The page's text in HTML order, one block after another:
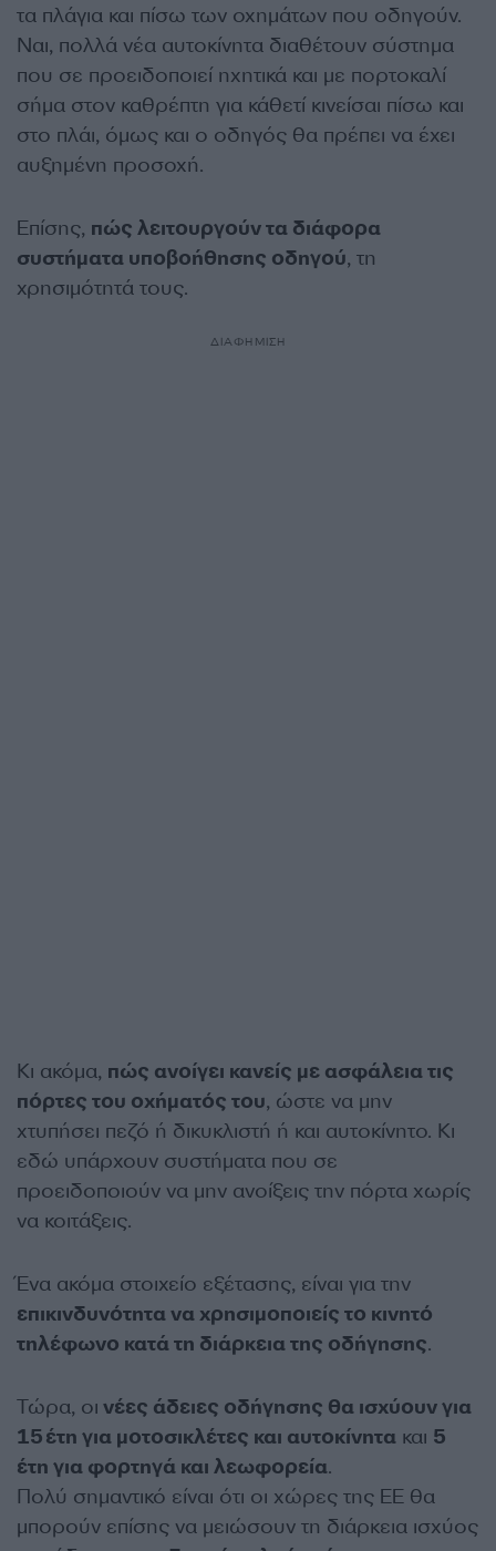
τα πλάγια και πίσω των οχημάτων που οδηγούν.
Ναι, πολλά νέα αυτοκίνητα διαθέτουν σύστημα
που σε προειδοποιεί ηχητικά και με πορτοκαλί
σήμα στον καθρέπτη για κάθετί κινείσαι πίσω και
στο πλάι, όμως και ο οδηγός θα πρέπει να έχει
αυξημένη προσοχή.
Επίσης, πώς λειτουργούν τα διάφορα
συστήματα υποβοήθησης οδηγού, τη
χρησιμότητά τους.
ΔΙΑΦΗΜΙΣΗ
Κι ακόμα, πώς ανοίγει κανείς με ασφάλεια τις
πόρτες του οχήματός του, ώστε να μην
χτυπήσει πεζό ή δικυκλιστή ή και αυτοκίνητο. Κι
εδώ υπάρχουν συστήματα που σε
προειδοποιούν να μην ανοίξεις την πόρτα χωρίς
να κοιτάξεις.
Ένα ακόμα στοιχείο εξέτασης, είναι για την
επικινδυνότητα να χρησιμοποιείς το κινητό
τηλέφωνο κατά τη διάρκεια της οδήγησης.
Τώρα, οι νέες άδειες οδήγησης θα ισχύουν για
15 έτη για μοτοσικλέτες και αυτοκίνητα και 5
έτη για φορτηγά και λεωφορεία.
Πολύ σημαντικό είναι ότι οι χώρες της ΕΕ θα
μπορούν επίσης να μειώσουν τη διάρκεια ισχύος